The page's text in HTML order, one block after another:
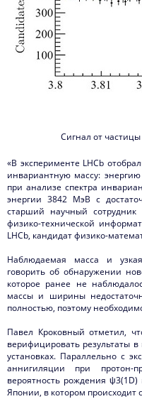
Сигнал от
«В эксперименте LHCb
инвариантную массу:
при анализе спектра
энергии 3842 МэВ с
старший научный сотрудник
физико-технической
LHCb, кандидат физико-
Наблюдаемая масса и
говорить об обнаружении
которое ранее не
массы и ширины
полностью, поэтому
Павел Кроковный отметил,
верифицировать результаты
установках. Параллельно с
аннигиляции при протон-
вероятность рождения
Японии, в котором происходит